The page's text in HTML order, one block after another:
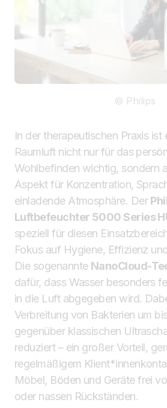
© Philips
In der therapeutischen Praxis ist
Raumluft nicht nur für das
Wohlbefinden wichtig, sondern
Aspekt für Konzentration,
einladende Atmosphäre. Der
Luftbefeuchter 5000 Series
speziell für diesen
Fokus auf Hygiene, Effizienz
Die sogenannte NanoCloud-
dafür, dass Wasser besonders
in die Luft abgegeben wird.
Verbreitung von Bakterien um
gegenüber klassischen
reduziert – ein großer Vorteil,
regelmäßigem
Möbel, Böden und Geräte frei
oder nassen Rückständen.